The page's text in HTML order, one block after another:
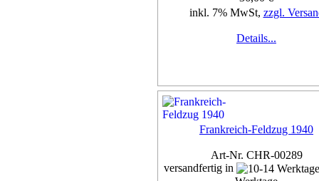
inkl. 7% MwSt, zzgl.
Details...
Frankreich-Feldzug 1940
Art-Nr. CHR-00289
versandfertig in